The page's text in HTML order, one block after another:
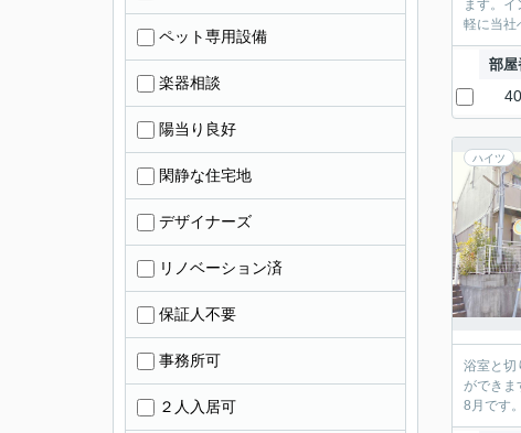
ます。
軽に当社
部屋
ハイツ
浴室と切
ができま
8月です
ペット専用設備
楽器相談
陽当り良好
閑静な住宅地
デザイナーズ
リノベーション済
保証人不要
事務所可
２人入居可